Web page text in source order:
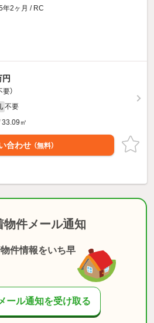
年2ヶ月 / RC
円
）
不要
33.09㎡
合わせ （無料）
物件メール通知
件情報をいち早
ール通知を受け取る